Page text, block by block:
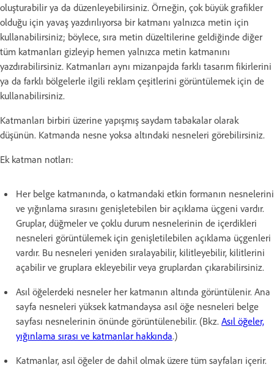
oluşturabilir ya da düzenleyebilirsiniz. Örneğin, çok büyük grafikler
olduğu için yavaş yazdırılıyorsa bir katmanı yalnızca metin için
kullanabilirsiniz; böylece, sıra metin düzeltilerine geldiğinde diğer
tüm katmanları gizleyip hemen yalnızca metin katmanını
yazdırabilirsiniz. Katmanları aynı mizanpajda farklı tasarım fikirlerini
ya da farklı bölgelerle ilgili reklam çeşitlerini görüntülemek için de
kullanabilirsiniz.
Katmanları birbiri üzerine yapışmış saydam tabakalar olarak
düşünün. Katmanda nesne yoksa altındaki nesneleri görebilirsiniz.
Ek katman notları:
Her belge katmanında, o katmandaki etkin formanın nesnelerini
ve yığınlama sırasını genişletebilen bir açıklama üçgeni vardır.
Gruplar, düğmeler ve çoklu durum nesnelerinin de içerdikleri
nesneleri görüntülemek için genişletilebilen açıklama üçgenleri
vardır. Bu nesneleri yeniden sıralayabilir, kilitleyebilir, kilitlerini
açabilir ve gruplara ekleyebilir veya gruplardan çıkarabilirsiniz.
Asıl öğelerdeki nesneler her katmanın altında görüntülenir. Ana
sayfa nesneleri yüksek katmandaysa asıl öğe nesneleri belge
sayfası nesnelerinin önünde görüntülenebilir. (Bkz. Asıl öğeler,
yığınlama sırası ve katmanlar hakkında.)
Katmanlar, asıl öğeler de dahil olmak üzere tüm sayfaları içerir.